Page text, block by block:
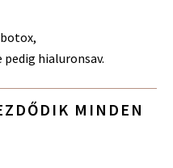
hialuronsav.
MINDEN